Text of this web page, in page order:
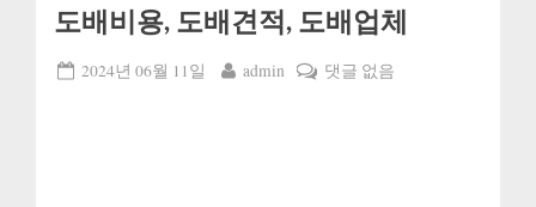
도배비용, 도배견적, 도배업체
Posted
2024년 06월 11일 By
admin
강
댓글 없음